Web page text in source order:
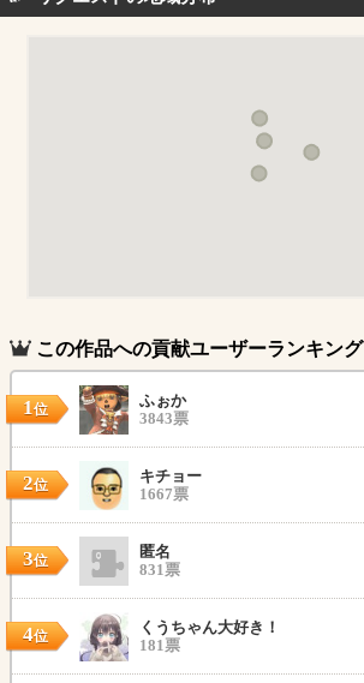
この作品への貢献ユーザーランキング
1位
ふぉか
3843票
2位
キチョー
1667票
3位
匿名
831票
4位
くうちゃん大好き！
181票